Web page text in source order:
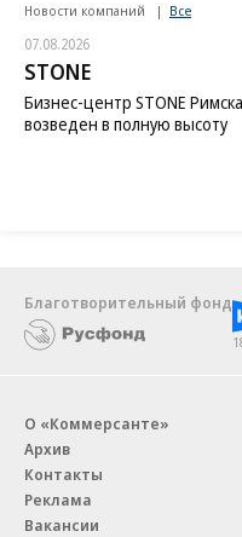
Новости компаний Все
07.08.2026
STONE
Бизнес-центр STONE
возведен в полную высоту
Благотворительный фонд
О «Коммерсанте»
Архив
Контакты
Реклама
Вакансии